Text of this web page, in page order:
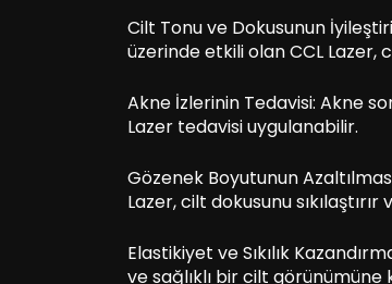
Cilt Tonu ve Dokusunun
üzerinde etkili olan CCL Lazer,
Akne İzlerinin Tedavisi: Akne
Lazer tedavisi uygulanabilir.
Gözenek Boyutunun
Lazer, cilt dokusunu
Elastikiyet ve Sıkılık
ve sağlıklı bir cilt görünümüne